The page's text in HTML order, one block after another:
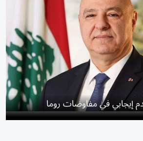
إيجابي في مفاوضات روما